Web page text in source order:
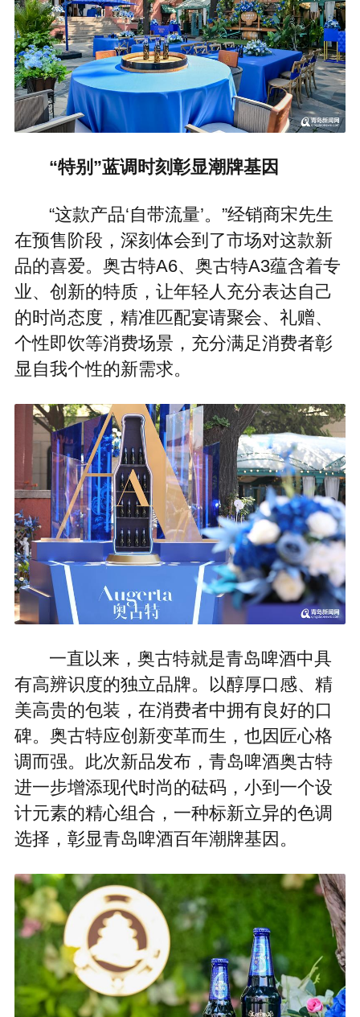
“特别”蓝调时刻彰显潮牌基因
“这款产品‘自带流量’。”经销商宋先生
在预售阶段，深刻体会到了市场对这款新
品的喜爱。奥古特A6、奥古特A3蕴含着专
业、创新的特质，让年轻人充分表达自己
的时尚态度，精准匹配宴请聚会、礼赠、
个性即饮等消费场景，充分满足消费者彰
显自我个性的新需求。
一直以来，奥古特就是青岛啤酒中具
有高辨识度的独立品牌。以醇厚口感、精
美高贵的包装，在消费者中拥有良好的口
碑。奥古特应创新变革而生，也因匠心格
调而强。此次新品发布，青岛啤酒奥古特
进一步增添现代时尚的砝码，小到一个设
计元素的精心组合，一种标新立异的色调
选择，彰显青岛啤酒百年潮牌基因。